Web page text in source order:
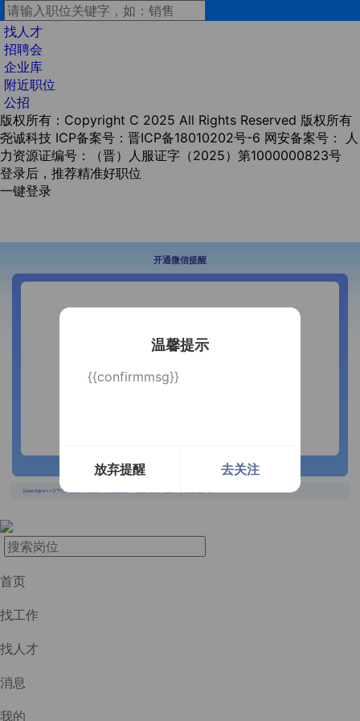
找人才
招聘会
企业库
附近职位
公招
版权所有：Copyright C 2025 All Rights Reserved 版权所有
尧诚科技 ICP备案号：晋ICP备18010202号-6 网安备案号：
人
力资源证编号：（晋）人服证字（2025）第1000000823号
登录后，推荐精准好职位
一键登录
开通微信提醒
{{usertype=='2'?'个人投递实时提醒，招聘更快捷！':'企业回复实时提醒，求职更快捷！'}}
温馨提示
{{confirmmsg}}
放弃提醒 去关注
首页
找工作
找人才
消息
我的